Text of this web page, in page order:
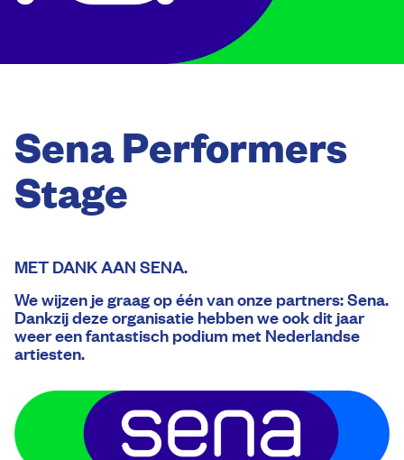
Sena Performers
Stage
MET DANK AAN SENA.
We wijzen je graag op één van onze partners: Sena.
Dankzij deze organisatie hebben we ook dit jaar
weer een fantastisch podium met Nederlandse
artiesten.